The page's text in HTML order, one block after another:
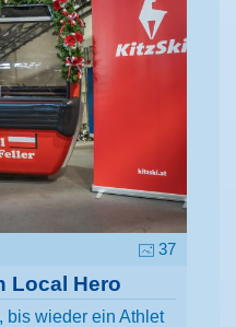
37
Local Hero
bis wieder ein Athlet